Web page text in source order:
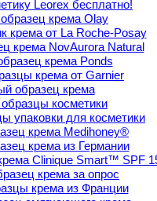
Leorex бесплатно!
крема Olay
крема от La Roche-Posay
крема NovAurora Natural
крема Ponds
крема от Garnier
образец крема
косметики
упаковки для косметики
крема Medihoney®
крема из Германии
Clinique Smart™ SPF
крема за опрос
крема из Франции